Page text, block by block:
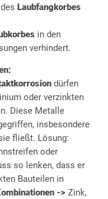
Laubfangkorbes
in den
verhindert.
dürfen
oder verzinkten
Diese Metalle
insbesondere
fließt. Lösung:
oder
so lenken, dass er
Bauteilen in
-> Zink,